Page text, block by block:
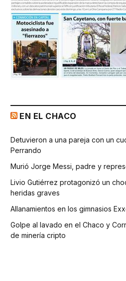
EN EL CHACO
Detuvieron a una pareja con un
Perrando
Murió Jorge Messi, padre y
Livio Gutiérrez protagonizó un
heridas graves
Allanamientos en los gimnasios
Golpe al lavado en el Chaco y
de minería cripto